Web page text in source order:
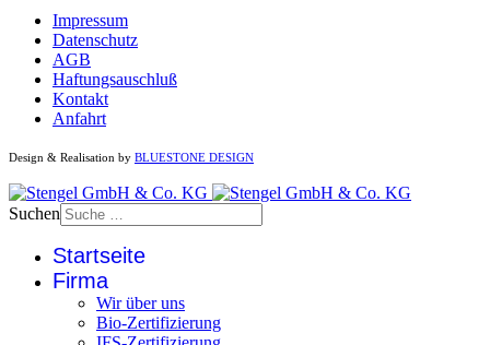
Impressum
Datenschutz
AGB
Haftungsauschluß
Kontakt
Anfahrt
Design & Realisation by BLUESTONE DESIGN
Suchen
Startseite
Firma
Wir über uns
Bio-Zertifizierung